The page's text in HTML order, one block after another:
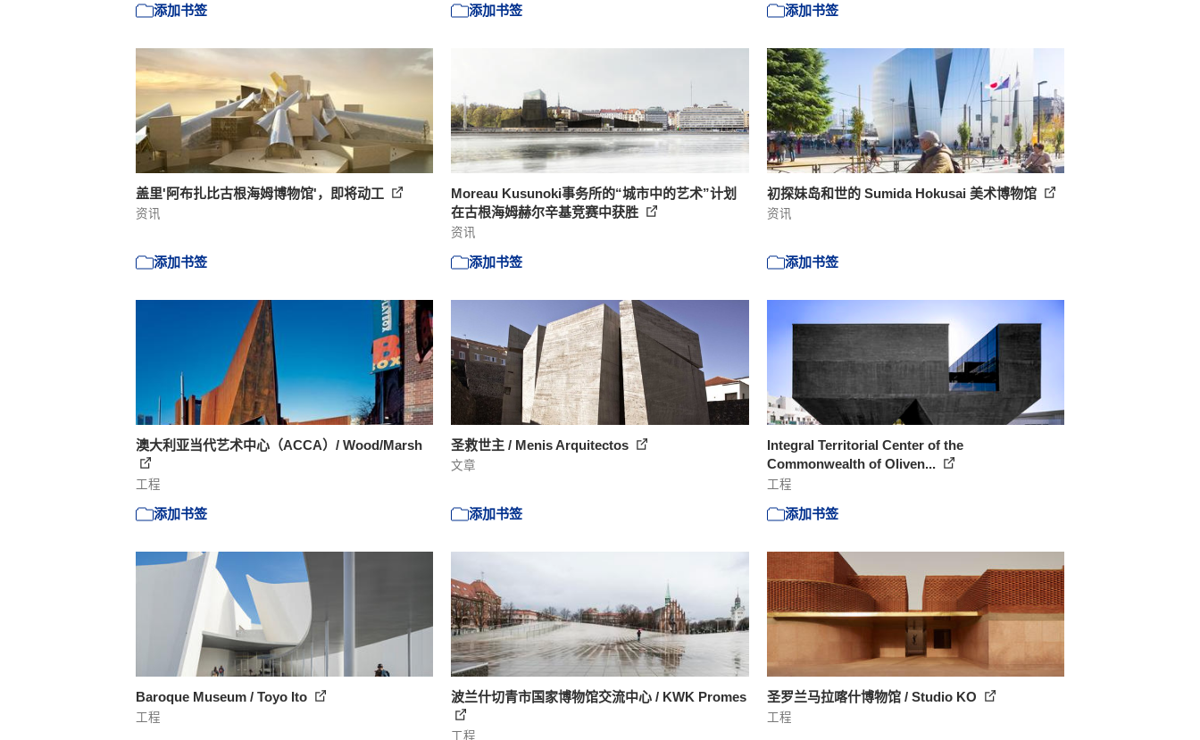
添加书签 添加书签 添加书签
盖里'阿布扎比古根海姆博物馆'，即将动工
资讯
添加书签
Moreau Kusunoki事务所的“城市中的艺术”计划
在古根海姆赫尔辛基竞赛中获胜
资讯
添加书签
初探妹岛和世的 Sumida Hokusai 美术博物馆
资讯
添加书签
澳大利亚当代艺术中心（ACCA）/ Wood/Marsh
工程
添加书签
圣救世主 / Menis Arquitectos
文章
添加书签
Integral Territorial Center of the
Commonwealth of Oliven...
工程
添加书签
Baroque Museum / Toyo Ito
工程
波兰什切青市国家博物馆交流中心 / KWK Promes
工程
圣罗兰马拉喀什博物馆 / Studio KO
工程